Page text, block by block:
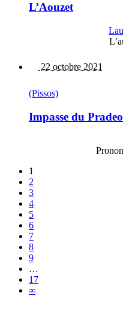
L’Aouzet
22 octobre 2021
(Pissos)
Impasse du
1
2
3
4
5
6
7
8
9
…
17
∞